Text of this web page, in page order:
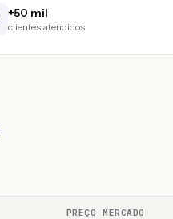
+50 mil
clientes atendidos
PREÇO MERCADO